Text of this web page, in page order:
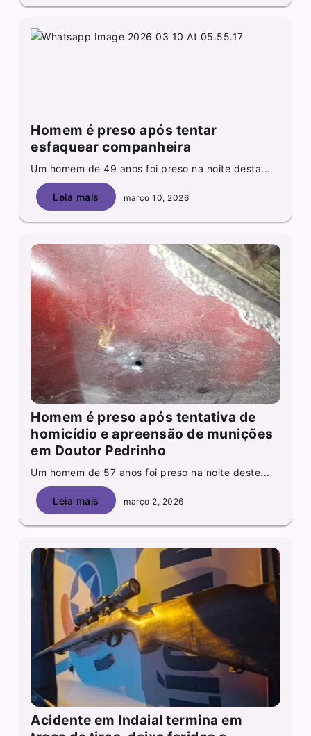
Homem é preso após tentar
esfaquear companheira
Um homem de 49 anos foi preso na noite desta...
Leia mais março 10, 2026
Homem é preso após tentativa de
homicídio e apreensão de munições
em Doutor Pedrinho
Um homem de 57 anos foi preso na noite deste...
Leia mais março 2, 2026
Acidente em Indaial termina em